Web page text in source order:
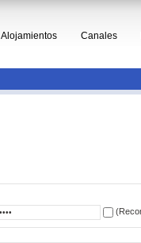
Alojamientos Canales